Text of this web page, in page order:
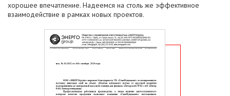
хорошее впечатление. Надеемся на столь же эффективное
взаимодействие в рамках новых проектов.